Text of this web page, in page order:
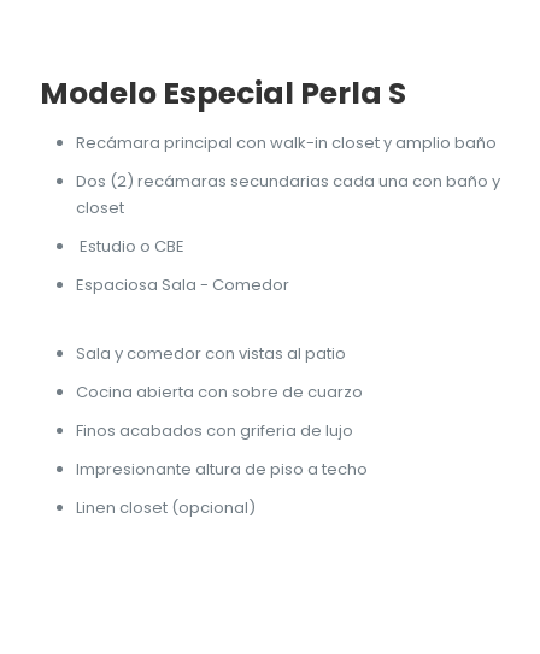
Modelo Especial Perla S
Recámara principal con walk-in closet y amplio baño
Dos (2) recámaras secundarias cada una con baño y
closet
Estudio o CBE
Espaciosa Sala - Comedor
Sala y comedor con vistas al patio
Cocina abierta con sobre de cuarzo
Finos acabados con griferia de lujo
Impresionante altura de piso a techo
Linen closet (opcional)